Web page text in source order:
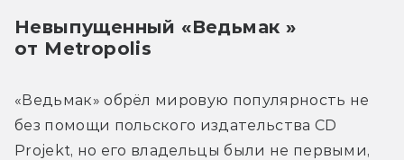
Невыпущенный «Ведьмак »
от Metropolis
«Ведьмак» обрёл мировую популярность не
без помощи польского издательства CD
Projekt, но его владельцы были не первыми,